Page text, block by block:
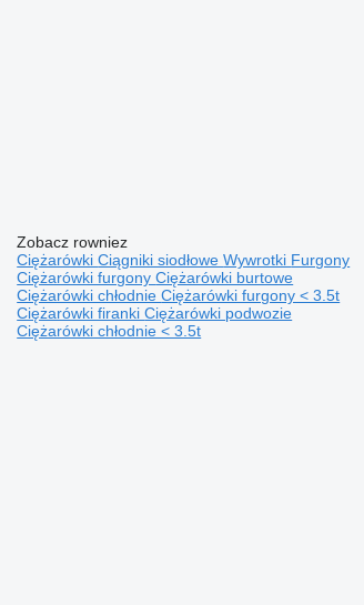
Zobacz rowniez
CiężarówkiCiągniki siodłoweWywrotki Furgony
Ciężarówki furgonyCiężarówki burtowe
Ciężarówki chłodnieCiężarówki furgony < 3.5t
Ciężarówki firankiCiężarówki podwozie
Ciężarówki chłodnie < 3.5t